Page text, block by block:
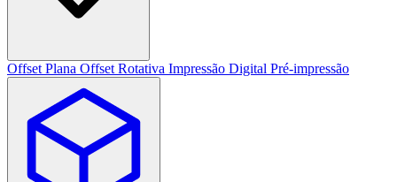
Offset Plana Offset Rotativa Impressão Digital Pré-impressão